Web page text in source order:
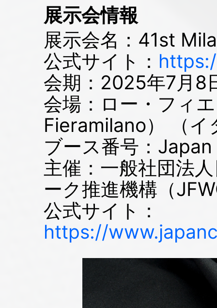
展示会情報
展示会名：41st
公式サイト：
会期：2025年7月8
会場：ロー・フィ
Fieramilano） （イ
ブース番号：
主催：一般社団法
ーク推進機構（
公式サイト：
https://